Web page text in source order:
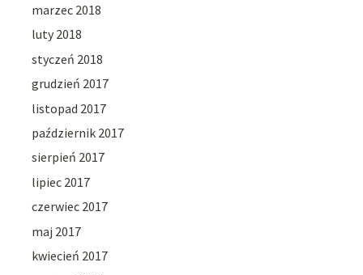
marzec 2018
luty 2018
styczeń 2018
grudzień 2017
listopad 2017
październik 2017
sierpień 2017
lipiec 2017
czerwiec 2017
maj 2017
kwiecień 2017